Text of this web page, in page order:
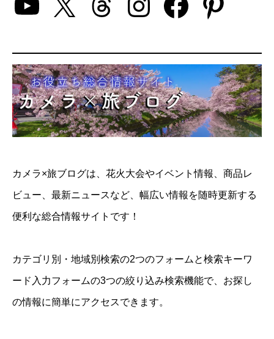
カメラ×旅ブログは、花火大会やイベント情報、商品レ
ビュー、最新ニュースなど、幅広い情報を随時更新する
便利な総合情報サイトです！
カテゴリ別・地域別検索の2つのフォームと検索キーワ
ード入力フォームの3つの絞り込み検索機能で、お探し
の情報に簡単にアクセスできます。